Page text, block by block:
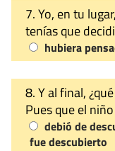
7. Yo, en tu
tenías que
hubiera
8. Y al final,
Pues que el
debió de
fue descubierto